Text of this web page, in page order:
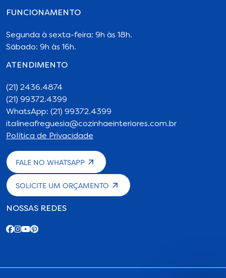
FUNCIONAMENTO
Segunda à sexta-feira: 9h às 18h.
Sábado: 9h às 16h.
ATENDIMENTO
(21) 2436.4874
(21) 99372.4399
WhatsApp: (21) 99372.4399
italineafreguesia@cozinhaeinteriores.com.br
Política de Privacidade
FALE NO WHATSAPP
SOLICITE UM ORÇAMENTO
NOSSAS REDES